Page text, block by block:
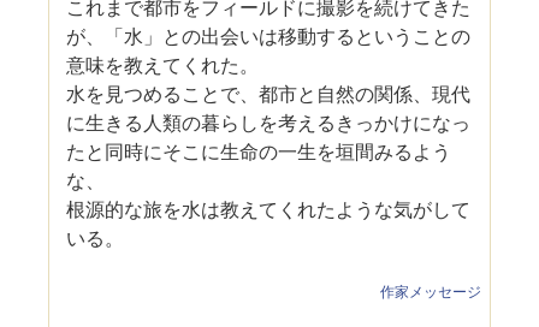
これまで都市をフィールドに撮影を続けてきた
が、「水」との出会いは移動するということの
意味を教えてくれた。
水を見つめることで、都市と自然の関係、現代
に生きる人類の暮らしを考えるきっかけになっ
たと同時にそこに生命の一生を垣間みるよう
な、
根源的な旅を水は教えてくれたような気がして
いる。
作家メッセージ